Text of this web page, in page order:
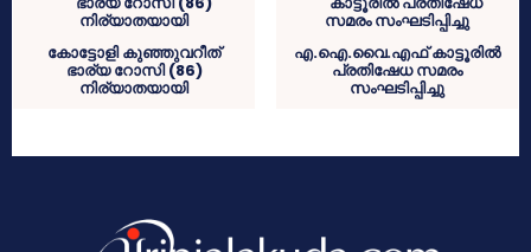
കോട്ടോളി കുഞ്ഞുവറീത്
ഭാര്യ റോസി (86)
നിര്യാതയായി
എ.ഐ.വൈ.എഫ് കാട്ടൂരിൽ
പ്രതിഷേധ സമരം
സംഘടിപ്പിച്ചു